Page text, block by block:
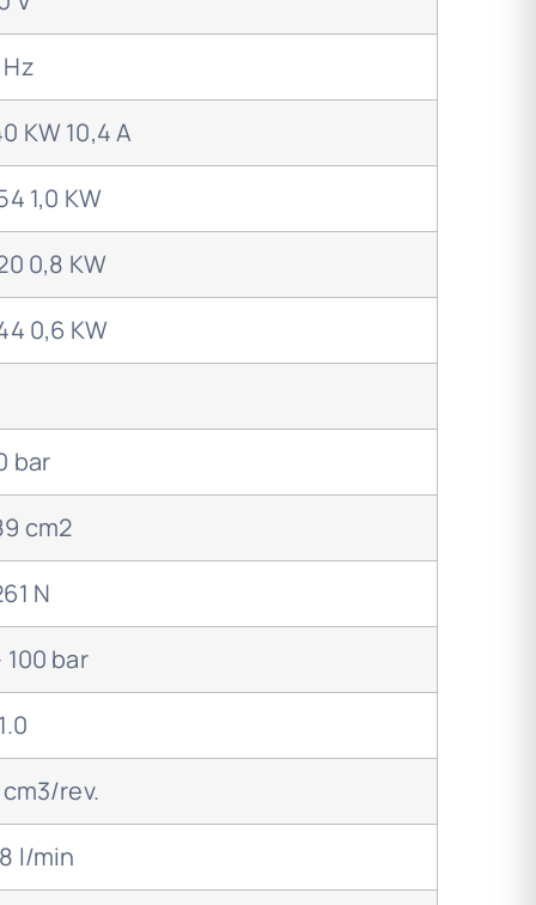
KW 10,4 A
1,0 KW
0,8 KW
0,6 KW
bar
cm2
N
100 bar
cm3/rev.
l/min